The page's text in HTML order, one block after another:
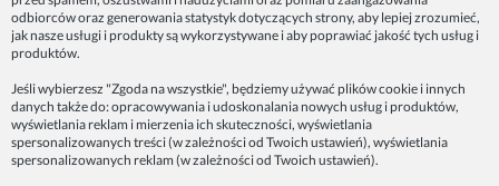
ZAINSPIRUJ SIĘ!
Dane firmy:
Spoko Motyw, Małgorzata Nowak-Staszak
ul. Skowronia 3D/4, 30-650 Kraków
odbiorców oraz generowania statystyk dotyczących strony, aby lepiej zrozumieć,
jak nasze usługi i produkty są wykorzystywane i aby poprawiać jakość tych usług i
produktów.
Jeśli wybierzesz "Zgoda na wszystkie", będziemy używać plików cookie i innych
danych także do: opracowywania i udoskonalania nowych usług i produktów,
wyświetlania reklam i mierzenia ich skuteczności, wyświetlania
spersonalizowanych treści (w zależności od Twoich ustawień), wyświetlania
spersonalizowanych reklam (w zależności od Twoich ustawień).